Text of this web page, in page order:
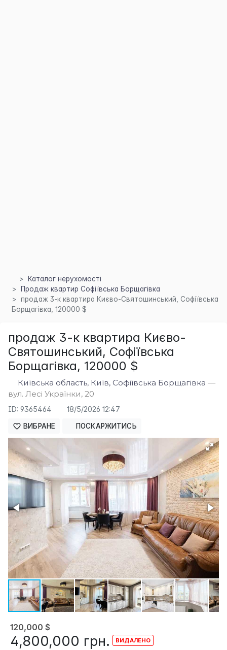
Каталог нерухомості
Продаж квартир Софіївська Борщагівка
продаж 3-к квартира Києво-Святошинський, Софіївська
Борщагівка, 120000 $
продаж 3-к квартира Києво-
Святошинський, Софіївська
Борщагівка, 120000 $
Київська область, Київ, Софіївська Борщагівка —
вул. Лесі Українки, 20
ID: 9365464 18/5/2026 12:47
ВИБРАНЕ ПОСКАРЖИТИСЬ
120,000 $
4,800,000 грн.